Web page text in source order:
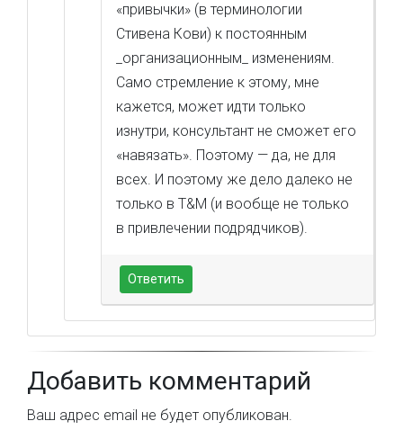
«привычки» (в терминологии
Стивена Кови) к постоянным
_организационным_ изменениям.
Само стремление к этому, мне
кажется, может идти только
изнутри, консультант не сможет его
«навязать». Поэтому — да, не для
всех. И поэтому же дело далеко не
только в T&M (и вообще не только
в привлечении подрядчиков).
Ответить
Добавить комментарий
Ваш адрес email не будет опубликован.